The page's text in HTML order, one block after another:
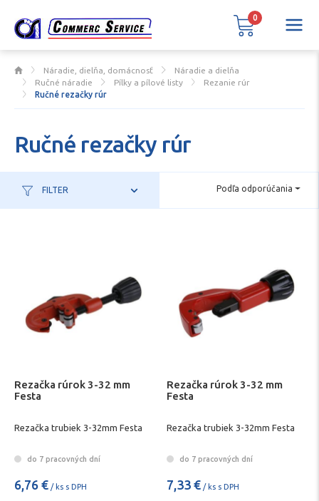
Náradie, dielňa, domácnosť
Náradie a dielňa
Ručné náradie
Pílky a pílové listy
Rezanie rúr
Ručné rezačky rúr
Ručné rezačky rúr
FILTER Podľa odporúčania
Rezačka rúrok 3-32 mm
Festa
Rezačka trubiek 3-32mm Festa
do 7 pracovných dní
6,76 € / ks s DPH
Rezačka rúrok 3-32 mm
Festa
Rezačka trubiek 3-32mm Festa
do 7 pracovných dní
7,33 € / ks s DPH
0